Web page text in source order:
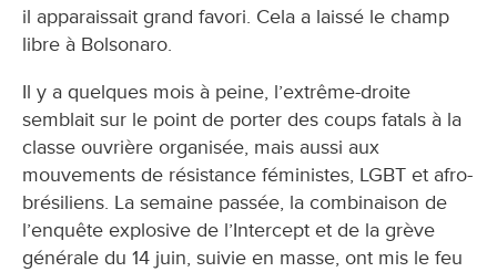
il apparaissait grand favori. Cela a laissé le champ
libre à Bolsonaro.
Il y a quelques mois à peine, l’extrême-droite
semblait sur le point de porter des coups fatals à la
classe ouvrière organisée, mais aussi aux
mouvements de résistance féministes, LGBT et afro-
brésiliens. La semaine passée, la combinaison de
l’enquête explosive de l’Intercept et de la grève
générale du 14 juin, suivie en masse, ont mis le feu